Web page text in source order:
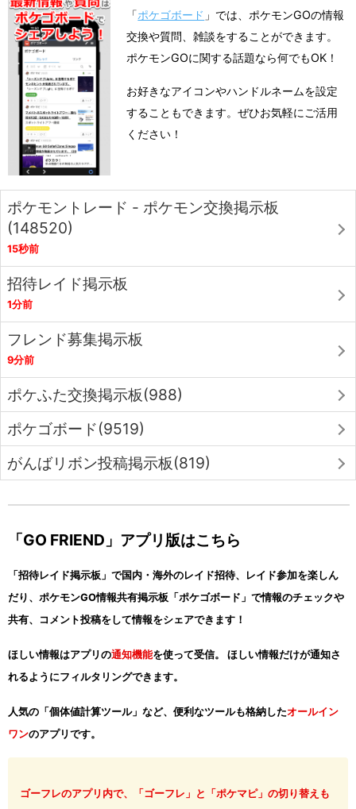
「ポケゴボード 」では、ポケモンGOの情報
交換や質問、雑談をすることができます。
ポケモンGOに関する話題なら何でもOK！
お好きなアイコンやハンドルネームを設定
することもできます。ぜひお気軽にご活用
ください！
ポケモントレード - ポケモン交換掲示板
(148520)
15秒前
招待レイド掲示板
1分前
フレンド募集掲示板
9分前
ポケふた交換掲示板(988)
ポケゴボード(9519)
がんばリボン投稿掲示板(819)
「GO FRIEND」アプリ版はこちら
「招待レイド掲示板」で国内・海外のレイド招待、レイド参加を楽しん
だり、ポケモンGO情報共有掲示板「ポケゴボード」で情報のチェックや
共有、コメント投稿をして情報をシェアできます！
ほしい情報はアプリの通知機能を使って受信。 ほしい情報だけが通知さ
れるようにフィルタリングできます。
人気の「個体値計算ツール」など、便利なツールも格納したオールイン
ワンのアプリです。
ゴーフレのアプリ内で、「ゴーフレ」と「ポケマピ」の切り替えも